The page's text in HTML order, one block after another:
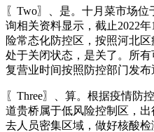
〖Two〗、是。十月菜市场
询相关资料显示，截止2022
险常态化防控区，按照河北
处于关闭状态，是关了。所
复营业时间按照防控部门发布
〖Three〗、算。根据疫情防
道贵桥属于低风险控制区，
去人员密集区域，做好核酸